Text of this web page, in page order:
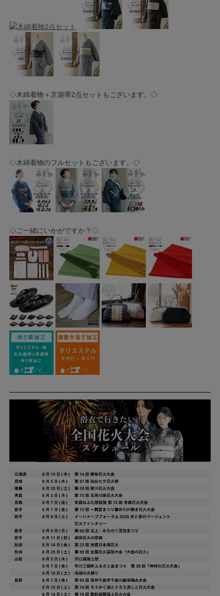
◇木綿着物＋京袋帯2点セットもございます。◇
◇木綿着物のフルセットもございます。◇
◇ご一緒にいかがですか？◇